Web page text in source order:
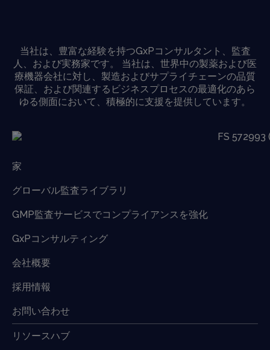
当社は、豊富な経験を持つGxPコンサルタント、監査
人、および実務家です。 当社は、世界中の製薬および医
療機器会社に対し、製造およびサプライチェーンの品質
保証、および関連するビジネスプロセスの最適化のあら
ゆる側面において、積極的に支援を提供しています。
家
グローバル監査ライブラリ
GMP監査サービスでコンプライアンスを強化
GxPコンサルティング
会社概要
採用情報
お問い合わせ
リソースハブ